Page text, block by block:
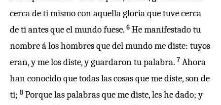
cerca de ti mismo con aquella gloria que tuve cerca
de ti antes que el mundo fuese. 6 He manifestado tu
nombre á los hombres que del mundo me diste: tuyos
eran, y me los diste, y guardaron tu palabra. 7 Ahora
han conocido que todas las cosas que me diste, son de
ti; 8 Porque las palabras que me diste, les he dado; y